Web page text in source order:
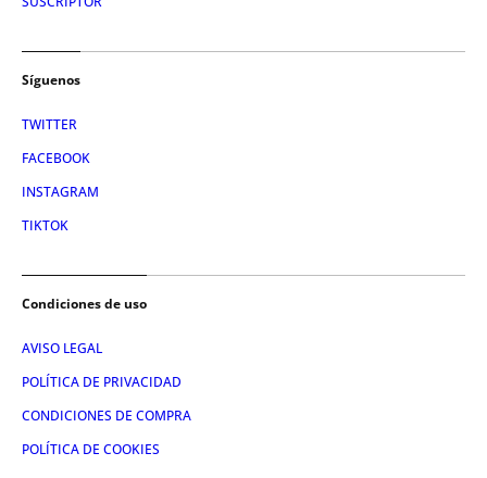
Síguenos
TWITTER
FACEBOOK
INSTAGRAM
TIKTOK
Condiciones de uso
AVISO LEGAL
POLÍTICA DE PRIVACIDAD
CONDICIONES DE COMPRA
POLÍTICA DE COOKIES